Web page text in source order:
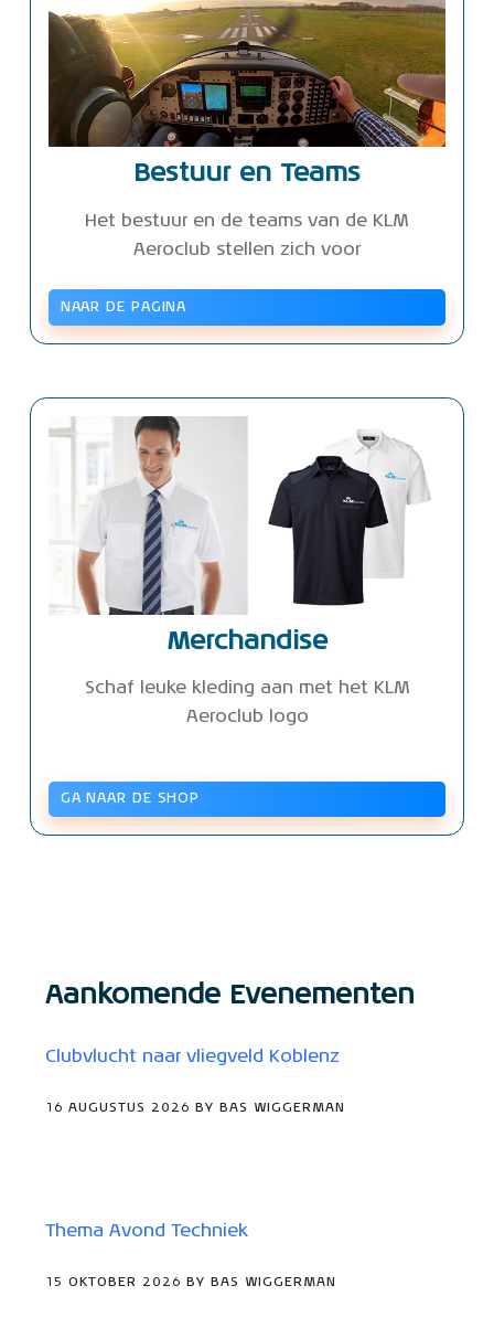
Bestuur en Teams
Het bestuur en de teams van de KLM
Aeroclub stellen zich voor
NAAR DE PAGINA
Merchandise
Schaf leuke kleding aan met het KLM
Aeroclub logo
GA NAAR DE SHOP
Aankomende Evenementen
Clubvlucht naar vliegveld Koblenz
16 AUGUSTUS 2026 BY BAS WIGGERMAN
Thema Avond Techniek
15 OKTOBER 2026 BY BAS WIGGERMAN